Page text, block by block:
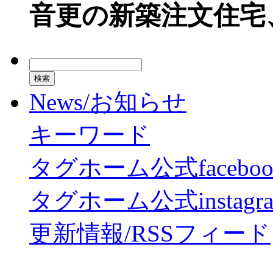
音更の新築注文住
News/お知らせ
キーワード
タグホーム公式
タグホーム公式
更新情報/RSSフィード